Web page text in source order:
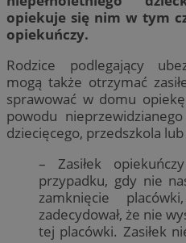
opiekuje się nim w tym
opiekuńczy.
Rodzice podlegający
mogą także otrzymać
sprawować w domu
powodu
dziecięcego, przedszkola lub
– Zasiłek
przypadku, gdy nie
zamknięcie
zadecydował, że nie
tej placówki. Zasiłek